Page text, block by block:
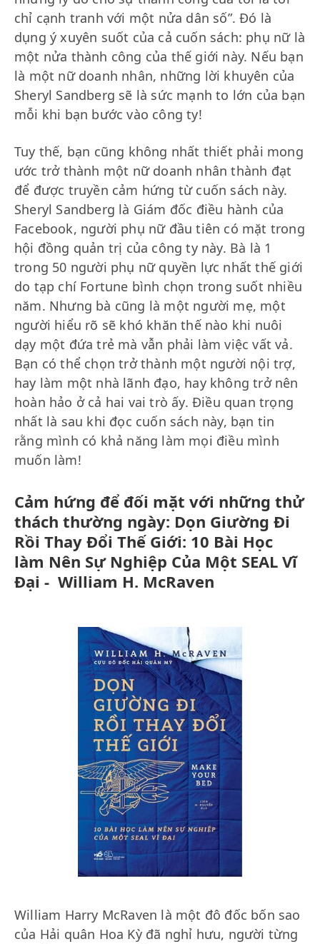
chỉ cạnh tranh với một nửa dân số”. Đó là
dụng ý xuyên suốt của cả cuốn sách: phụ nữ là
một nửa thành công của thế giới này. Nếu bạn
là một nữ doanh nhân, những lời khuyên của
Sheryl Sandberg sẽ là sức mạnh to lớn của bạn
mỗi khi bạn bước vào công ty!
Tuy thế, bạn cũng không nhất thiết phải mong
ước trở thành một nữ doanh nhân thành đạt
để được truyền cảm hứng từ cuốn sách này.
Sheryl Sandberg là Giám đốc điều hành của
Facebook, người phụ nữ đầu tiên có mặt trong
hội đồng quản trị của công ty này. Bà là 1
trong 50 người phụ nữ quyền lực nhất thế giới
do tạp chí Fortune bình chọn trong suốt nhiều
năm. Nhưng bà cũng là một người mẹ, một
người hiểu rõ sẽ khó khăn thế nào khi nuôi
dạy một đứa trẻ mà vẫn phải làm việc vất vả.
Bạn có thể chọn trở thành một người nội trợ,
hay làm một nhà lãnh đạo, hay không trở nên
hoàn hảo ở cả hai vai trò ấy. Điều quan trọng
nhất là sau khi đọc cuốn sách này, bạn tin
rằng mình có khả năng làm mọi điều mình
muốn làm!
Cảm hứng để đối mặt với những thử
thách thường ngày: Dọn Giường Đi
Rồi Thay Đổi Thế Giới: 10 Bài Học
làm Nên Sự Nghiệp Của Một SEAL Vĩ
Đại - William H. McRaven
William Harry McRaven là một đô đốc bốn sao
của Hải quân Hoa Kỳ đã nghỉ hưu, người từng